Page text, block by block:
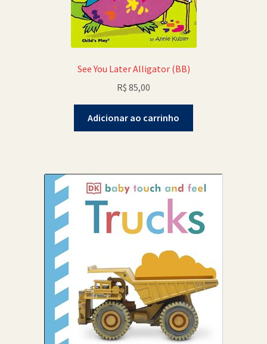
SCHOLASTICBOOKCLUB
See You Later Alligator (BB)
R$ 85,00
Adicionar ao carrinho